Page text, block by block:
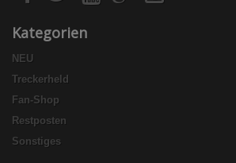
Kategorien
NEU
Treckerheld
Fan-Shop
Restposten
Sonstiges